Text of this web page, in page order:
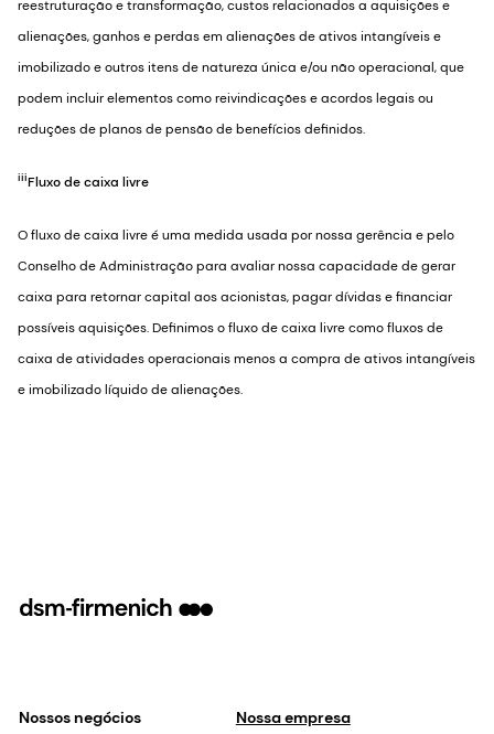
reestruturação e transformação, custos relacionados a aquisições e
alienações, ganhos e perdas em alienações de ativos intangíveis e
imobilizado e outros itens de natureza única e/ou não operacional, que
podem incluir elementos como reivindicações e acordos legais ou
reduções de planos de pensão de benefícios definidos.
iiiFluxo de caixa livre
O fluxo de caixa livre é uma medida usada por nossa gerência e pelo
Conselho de Administração para avaliar nossa capacidade de gerar
caixa para retornar capital aos acionistas, pagar dívidas e financiar
possíveis aquisições. Definimos o fluxo de caixa livre como fluxos de
caixa de atividades operacionais menos a compra de ativos intangíveis
e imobilizado líquido de alienações.
Nossos negócios Nossa empresa